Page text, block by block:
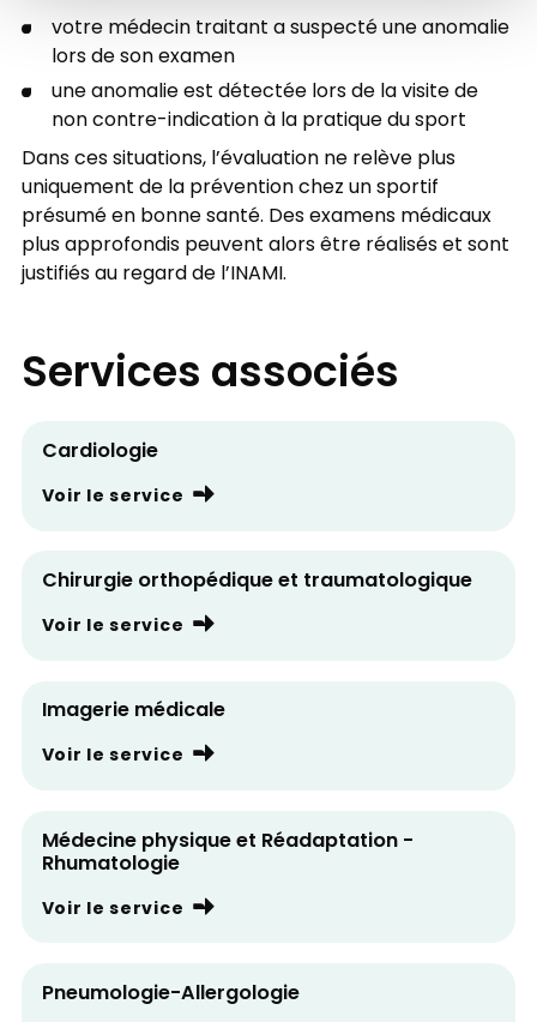
votre médecin traitant a suspecté une anomalie
lors de son examen
une anomalie est détectée lors de la visite de
non contre-indication à la pratique du sport
Dans ces situations, l’évaluation ne relève plus
uniquement de la prévention chez un sportif
présumé en bonne santé. Des examens médicaux
plus approfondis peuvent alors être réalisés et sont
justifiés au regard de l’INAMI.
Services associés
Cardiologie
Voir le service
Chirurgie orthopédique et traumatologique
Voir le service
Imagerie médicale
Voir le service
Médecine physique et Réadaptation -
Rhumatologie
Voir le service
Pneumologie-Allergologie